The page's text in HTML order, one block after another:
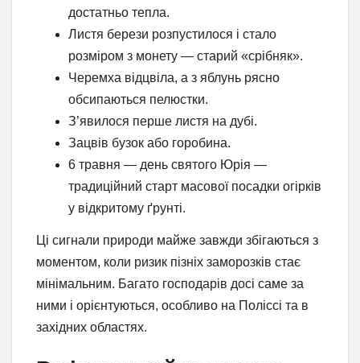
достатньо тепла.
Листя берези розпустилося і стало
розміром з монету — старий «срібняк».
Черемха відцвіла, а з яблунь рясно
обсипаються пелюстки.
З’явилося перше листя на дубі.
Зацвів бузок або горобина.
6 травня — день святого Юрія —
традиційний старт масової посадки огірків
у відкритому ґрунті.
Ці сигнали природи майже завжди збігаються з
моментом, коли ризик пізніх заморозків стає
мінімальним. Багато господарів досі саме за
ними і орієнтуються, особливо на Поліссі та в
західних областях.